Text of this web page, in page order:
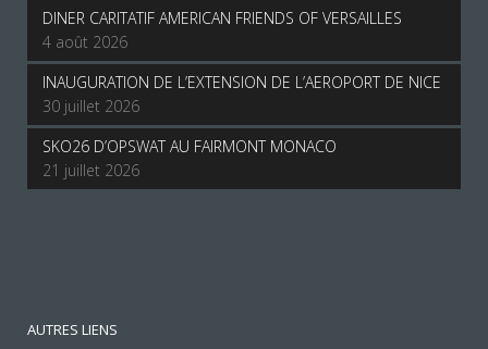
DINER CARITATIF AMERICAN FRIENDS OF VERSAILLES
4 août 2026
INAUGURATION DE L’EXTENSION DE L’AEROPORT DE NICE
30 juillet 2026
SKO26 D’OPSWAT AU FAIRMONT MONACO
21 juillet 2026
AUTRES LIENS